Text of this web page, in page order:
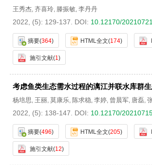
王秀杰, 齐喜玲, 滕振敏, 李丹丹
2022, (5): 129-137. DOI: 10.12170/
摘要(364) HTML全文(174)
施引文献(1)
考虑鱼类生态需水过程的漓江并联水库群
杨培思, 王丽, 莫康乐, 陈求稳, 李婷, 曾晨军, 唐磊,
2022, (5): 138-147. DOI: 10.12170/
摘要(496) HTML全文(205)
施引文献(12)